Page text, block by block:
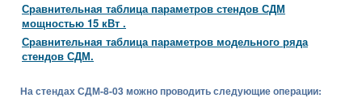
Сравнительная таблица параметров стендов СДМ
мощностью 15 кВт .
Сравнительная таблица параметров модельного ряда
стендов СДМ.
На стендах СДМ-8-03 можно проводить следующие операции: